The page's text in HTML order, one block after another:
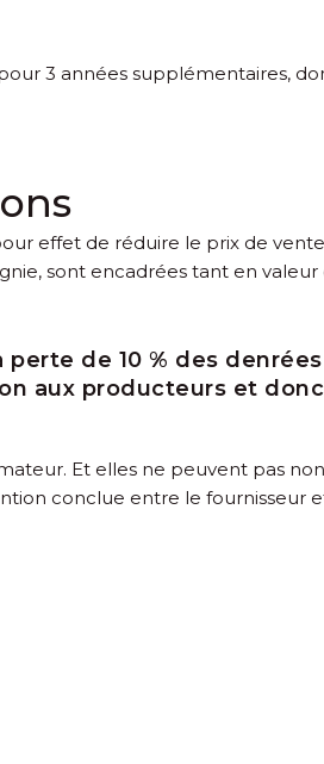
3 années supplémentaires,
effet de réduire le prix de
sont encadrées tant en valeur
de 10 % des denrées
aux producteurs et donc
Et elles ne peuvent pas
conclue entre le fournisseur